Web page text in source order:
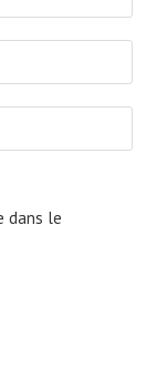
dans le